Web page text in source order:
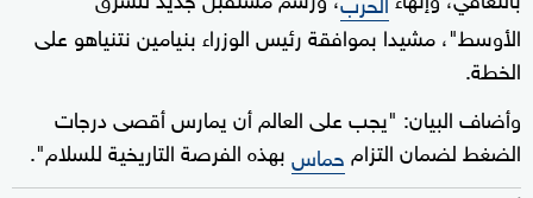
الأوسط"، مشيدا بموافقة رئيس الوزراء بنيامين نتنياهو على
الخطة.
وأضاف البيان: "يجب على العالم أن يمارس أقصى درجات
الضغط لضمان التزام حماسبهذه الفرصة التاريخية للسلام".